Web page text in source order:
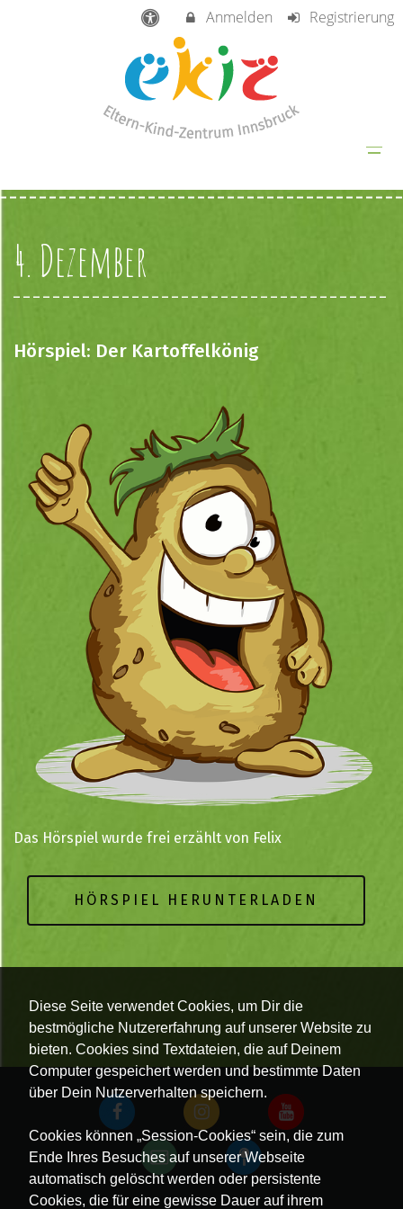
Diese Seite verwendet Cookies, um Dir die
bestmögliche Nutzererfahrung auf unserer Website zu
bieten. Cookies sind Textdateien, die auf Deinem
Computer gespeichert werden und bestimmte Daten
über Dein Nutzerverhalten speichern.
Cookies können „Session-Cookies“ sein, die zum
Ende Ihres Besuches auf unserer Webseite
automatisch gelöscht werden oder persistente
Cookies, die für eine gewisse Dauer auf ihrem
Anmelden Registrierung
4. Dezember
Hörspiel: Der Kartoffelkönig
Das Hörspiel wurde frei erzählt von Felix
HÖRSPIEL HERUNTERLADEN